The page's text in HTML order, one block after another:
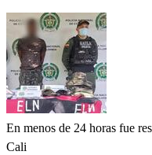
En menos de 24 horas fue
Cali